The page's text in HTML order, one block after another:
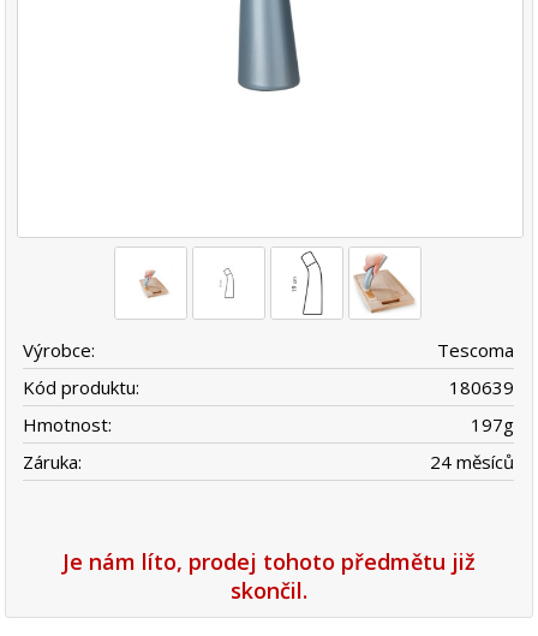
Výrobce:
Tescoma
Kód produktu:
180639
Hmotnost:
197g
Záruka:
24 měsíců
Je nám líto, prodej tohoto předmětu již
skončil.